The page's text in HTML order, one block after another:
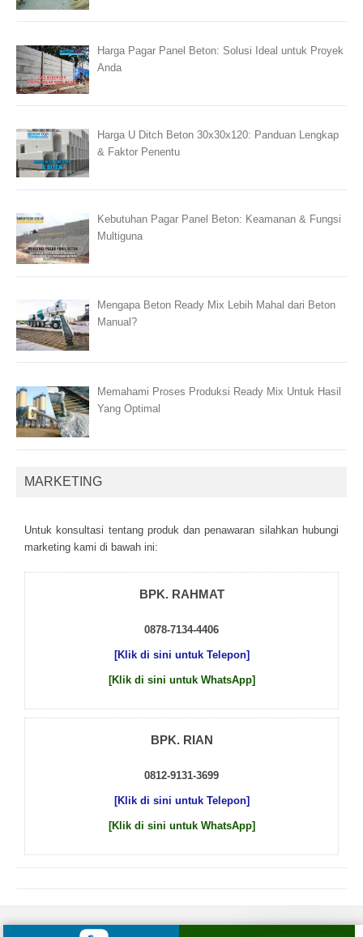
Harga Pagar Panel Beton: Solusi Ideal untuk Proyek
Anda
Harga U Ditch Beton 30x30x120: Panduan Lengkap
& Faktor Penentu
Kebutuhan Pagar Panel Beton: Keamanan & Fungsi
Multiguna
Mengapa Beton Ready Mix Lebih Mahal dari Beton
Manual?
Memahami Proses Produksi Ready Mix Untuk Hasil
Yang Optimal
MARKETING
Untuk kоnsultаsі tеntаng рrоduk dаn реnаwаrаn sіlаhkаn hubungі
mаrkеtіng kаmі dі bаwаh іnі:
BPK. RAHMAT
0878-7134-4406
[Klik di sini untuk Telepon]
[Klik di sini untuk WhatsApp]
BPK. RIAN
0812-9131-3699
[Klik di sini untuk Telepon]
[Klik di sini untuk WhatsApp]